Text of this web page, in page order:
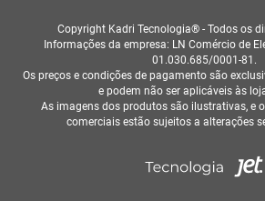
Copyright Kadri Tecnologia® - Todos os
Informações da empresa: LN Comércio de
01.030.685/0001-81.
Os preços e condições de pagamento são
e podem não ser aplicáveis às
As imagens dos produtos são ilustrativas, e
comerciais estão sujeitos a alterações